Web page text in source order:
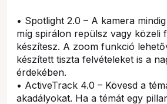
• Spotlight 2.0 – A kamera
míg spirálon repülsz vagy közeli
készítesz. A zoom funkció
készített tiszta felvételeket is a
érdekében.
• ActiveTrack 4.0 – Kövesd a
akadályokat. Ha a témát egy